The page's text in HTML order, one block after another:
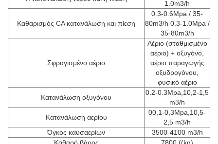
1.0m3/h
Καθαρισμός CA κατανάλωση και πίεση
0.3-0.6Mpa / 35-
80m3/h 0.3-1.0Mpa /
35-80m3/h
Σφραγισμένο αέριο
Αέριο (σταθμισμένο
αέριο) + οξυγόνο,
αέριο παραγωγής
οξυδρογόνου,
φυσικό αέριο
Κατανάλωση οξυγόνου
0.2-0.3Mpa,10,2-1,5
m3/h
Κατανάλωση αερίου
00,1-0,3Mpa,10,5-
2,5 m3/h
Όγκος καυσαερίων
3500-4100 m3/h